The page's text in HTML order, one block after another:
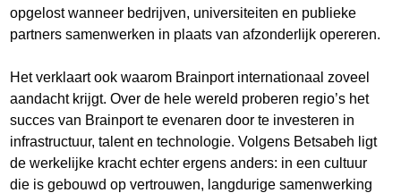
opgelost wanneer bedrijven, universiteiten en publieke
partners samenwerken in plaats van afzonderlijk opereren.
Het verklaart ook waarom Brainport internationaal zoveel
aandacht krijgt. Over de hele wereld proberen regio’s het
succes van Brainport te evenaren door te investeren in
infrastructuur, talent en technologie. Volgens Betsabeh ligt
de werkelijke kracht echter ergens anders: in een cultuur
die is gebouwd op vertrouwen, langdurige samenwerking